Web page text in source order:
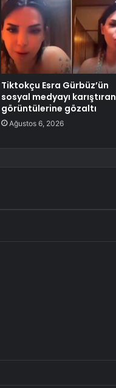
Tiktokçu Esra Gürbüz’ün
sosyal medyayı karıştıran
görüntülerine gözaltı
Ağustos 6, 2026